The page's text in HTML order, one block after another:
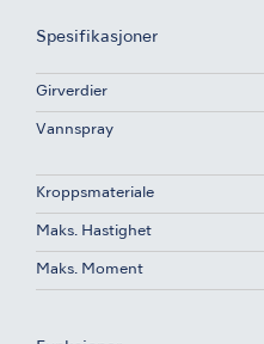
Spesifikasjoner
Girverdier
Vannspray
Kroppsmateriale
Maks. Hastighet
Maks. Moment